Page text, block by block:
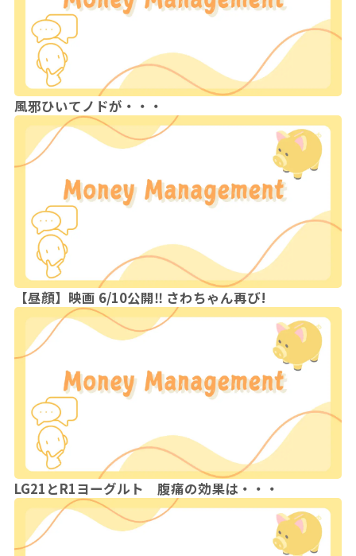
風邪ひいてノドが・・・
【昼顔】映画 6/10公開‼ さわちゃん再び!
LG21とR1ヨーグルト 腹痛の効果は・・・